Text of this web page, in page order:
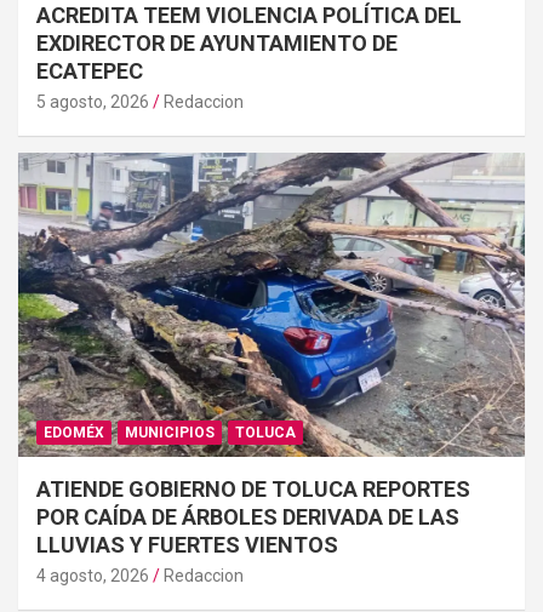
ACREDITA TEEM VIOLENCIA POLÍTICA DEL
EXDIRECTOR DE AYUNTAMIENTO DE
ECATEPEC
5 agosto, 2026 Redaccion
EDOMÉX MUNICIPIOS TOLUCA
ATIENDE GOBIERNO DE TOLUCA REPORTES
POR CAÍDA DE ÁRBOLES DERIVADA DE LAS
LLUVIAS Y FUERTES VIENTOS
4 agosto, 2026 Redaccion